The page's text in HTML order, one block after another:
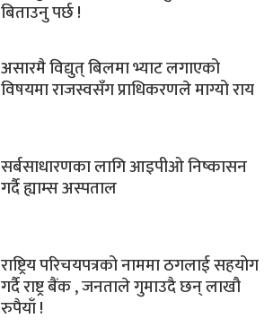
बिताउनु पर्छ !
असारमै विद्युत् बिलमा भ्याट लगाएको
विषयमा राजस्वसँग प्राधिकरणले माग्यो राय
सर्बसाधारणका लागि आइपीओ निष्कासन
गर्दै ह्याम्स अस्पताल
राष्ट्रिय परिचयपत्रको नाममा ठगलाई सहयोग
गर्दै राष्ट्र बैंक , जनताले गुमाउदै छन् लाखौ
रुपैयाँ !